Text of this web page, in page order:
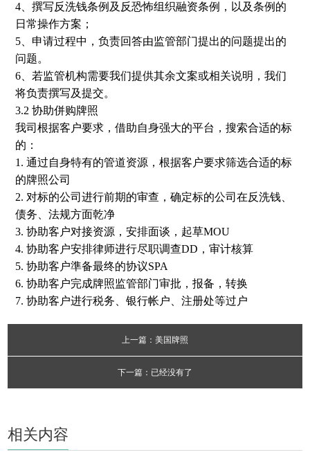
4、撰写反洗钱条例及反恐怖组织融资条例，以及条例的
日常操作方案；
5、申请过程中，负责回答由监管部门提出的问题提出的
问题。
6、若监管机构需要我们提供其余文案或相关说明，我们
将负责撰写及提交。
3.2 协助併购牌照
我司根据客户要求，借助自身强大的平台，搜索合适的标
的：
1. 通过自身特有的管道资源，根据客户要求筛选合适的标
的牌照公司
2. 对标的公司进行前期的审查，确定标的公司在反洗钱、
债务、法规方面乾净
3. 协助客户对接资源，安排面谈，起草MOU
4. 协助客户安排律师进行尽职调查DD，审计核算
5. 协助客户準备最终的协议SPA
6. 协助客户完成牌照监管部门审批，报备，转换
7. 协助客户进行税务、银行帐户、注册处等过户
上一篇：美国牌照
下一篇：已经没有了
相关内容